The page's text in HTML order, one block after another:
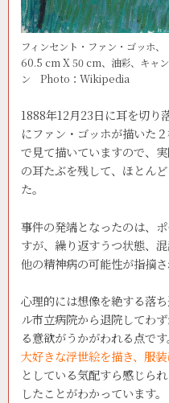
フィンセント・ファン・ゴッホ
60.5 cm X 50 cm、油彩、キャ
ン Photo：Wikipedia
1888年12月23日に耳を切り
にファン・ゴッホが描いた
で見て描いていますので、
の耳たぶを残して、ほとん
た。
事件の発端となったのは、
すが、繰り返すうつ状態、
他の精神病の可能性が指摘さ
心理的には想像を絶する落
ル市立病院から退院してわ
る意欲がうかがわれる点です
大好きな浮世絵を描き、服
としている気配すら感じら
したことがわかっています。